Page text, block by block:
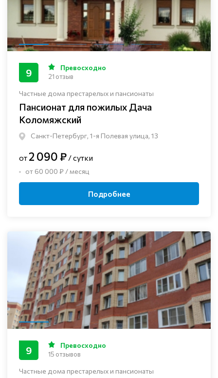
Частные дома престарелых и пансионаты
Пансионат для пожилых Дача
Коломяжский
Санкт-Петербург, 1-я Полевая улица, 13
9 Превосходно
21 отзыв
от 2 090 ₽ / сутки
от 60 000 ₽ / месяц
Подробнее
Частные дома престарелых и пансионаты
9 Превосходно
15 отзывов